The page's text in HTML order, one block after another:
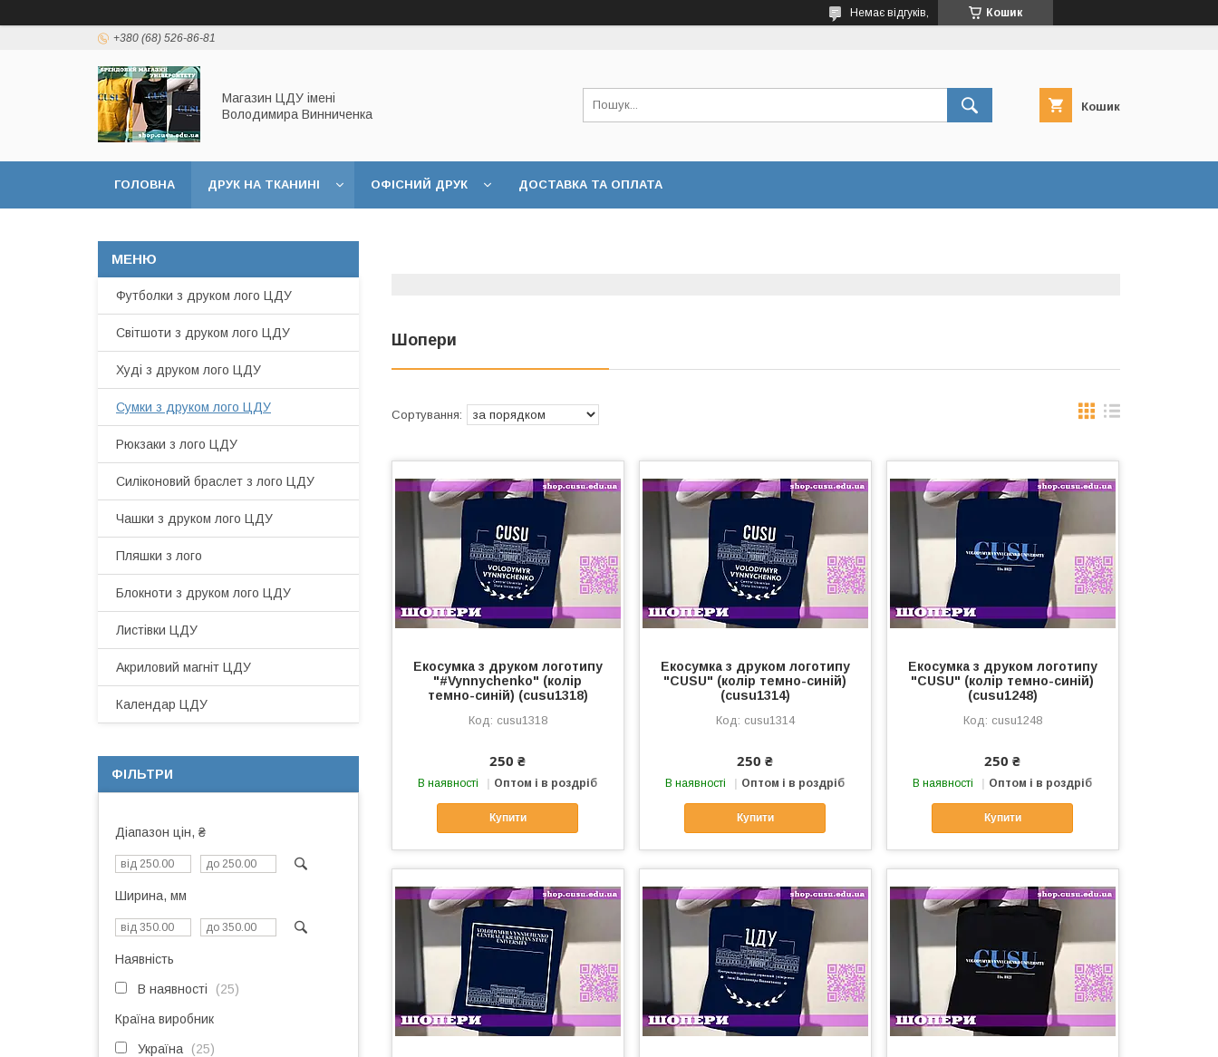
Кошик
Немає відгуків,
+380 (68) 526-86-81
Магазин ЦДУ імені
Володимира Винниченка
Кошик
ГОЛОВНА ДРУК НА ТКАНИНІ ОФІСНИЙ ДРУК ДОСТАВКА ТА ОПЛАТА
Шопери
Екосумка з друком логотипу
"#Vynnychenko" (колір
темно-синій) (cusu1318)
cusu1318
250 ₴
В наявності Оптом і в роздріб
Купити
Екосумка з друком логотипу
"CUSU" (колір темно-синій)
(cusu1314)
cusu1314
250 ₴
В наявності Оптом і в роздріб
Купити
Екосумка з друком логотипу
"CUSU" (колір темно-синій)
(cusu1248)
cusu1248
250 ₴
В наявності Оптом і в роздріб
Купити
Футболки з друком лого ЦДУ
Світшоти з друком лого ЦДУ
Худі з друком лого ЦДУ
Сумки з друком лого ЦДУ
Рюкзаки з лого ЦДУ
Силіконовий браслет з лого ЦДУ
Чашки з друком лого ЦДУ
Пляшки з лого
Блокноти з друком лого ЦДУ
Листівки ЦДУ
Акриловий магніт ЦДУ
Календар ЦДУ
ФІЛЬТРИ
Діапазон цін, ₴
Ширина, мм
Наявність
В наявності 25
Країна виробник
Україна 25